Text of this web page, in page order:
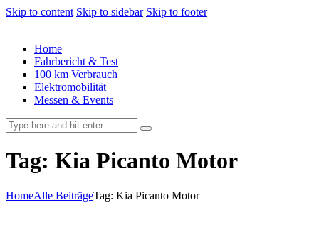
Skip to content Skip to sidebar Skip to footer
Home
Fahrbericht & Test
100 km Verbrauch
Elektromobilität
Messen & Events
Tag: Kia Picanto Motor
HomeAlle BeiträgeTag: Kia Picanto Motor